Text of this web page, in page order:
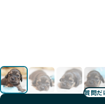
質問だ